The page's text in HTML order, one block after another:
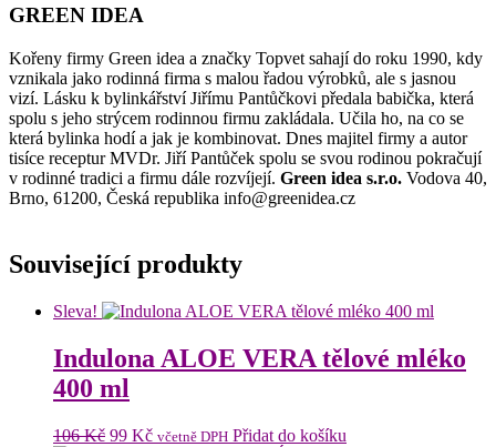
GREEN IDEA
Kořeny firmy Green idea a značky Topvet sahají do roku 1990, kdy
vznikala jako rodinná firma s malou řadou výrobků, ale s jasnou
vizí. Lásku k bylinkářství Jiřímu Pantůčkovi předala babička, která
spolu s jeho strýcem rodinnou firmu zakládala. Učila ho, na co se
která bylinka hodí a jak je kombinovat. Dnes majitel firmy a autor
tisíce receptur MVDr. Jiří Pantůček spolu se svou rodinou pokračují
v rodinné tradici a firmu dále rozvíjejí. Green idea s.r.o. Vodova 40,
Brno, 61200, Česká republika info@greenidea.cz
Související produkty
Sleva!
Indulona ALOE VERA tělové mléko
400 ml
106Kč Původní
99 KčAktuální
včetně DPH Přidat do košíku